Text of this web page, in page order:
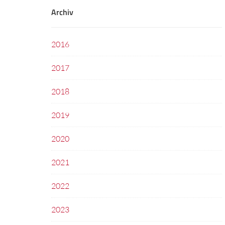
Archiv
2016
2017
2018
2019
2020
2021
2022
2023